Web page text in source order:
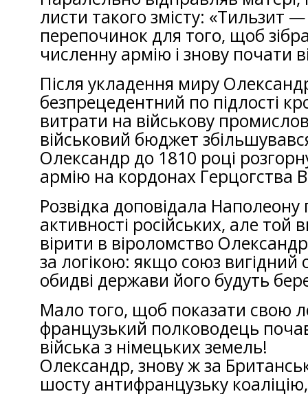
листи такого змісту: «Тильзит
перепочинок для того, щоб
численну армію і знову почати
Після укладення миру
безпрецедентний по підлості
витрати на військову
військовий бюджет
Олександр до 1810 році
армію на кордонах Герцогства
Розвідка доповідала
активності російських, але той
вірити в віроломство
за логікою: якщо союз вигідний
обидві держави його будуть
Мало того, щоб показати свою
французький полководець
війська з німецьких земель!
Олександр, знову ж за
шосту антифранцузьку